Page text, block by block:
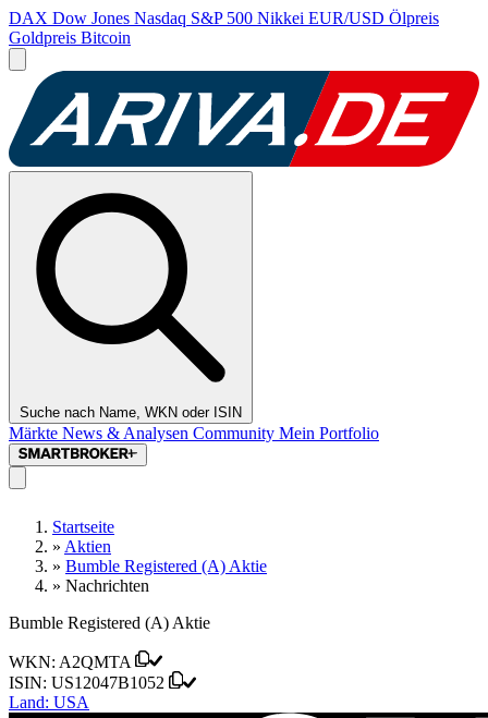
DAX Dow Jones Nasdaq S&P 500 Nikkei EUR/USD Ölpreis
Goldpreis Bitcoin
Suche nach Name, WKN oder ISIN
Märkte News & Analysen Community Mein Portfolio
Startseite
» Aktien
» Bumble Registered (A) Aktie
» Nachrichten
Bumble Registered (A) Aktie
WKN: A2QMTA
ISIN: US12047B1052
Land: USA